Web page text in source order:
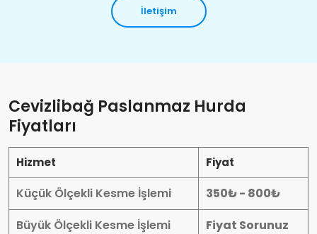
İletişim
Cevizlibağ Paslanmaz Hurda
Fiyatları
Hizmet Fiyat
Küçük Ölçekli Kesme İşlemi
350₺ - 800₺
Büyük Ölçekli Kesme İşlemi
Fiyat Sorunuz